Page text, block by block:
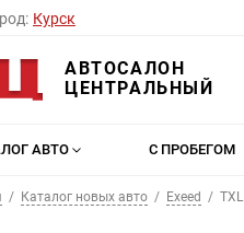
Курск
АВТОСАЛОН
ЦЕНТРАЛЬНЫЙ
АВТО С ПРОБЕГОМ
Каталог новых авто Exeed TXL